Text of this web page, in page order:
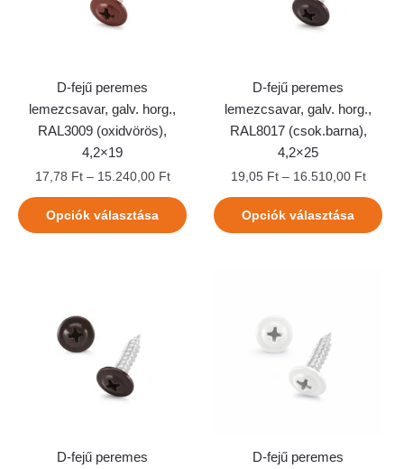
D-fejű peremes
lemezcsavar, galv. horg.,
RAL3009 (oxidvörös),
4,2×19
17,78 Ft– 15.240,00 Ft
Opciók választása
D-fejű peremes
lemezcsavar, galv. horg.,
RAL8017 (csok.barna),
4,2×25
19,05 Ft– 16.510,00 Ft
Opciók választása
D-fejű peremes
D-fejű peremes